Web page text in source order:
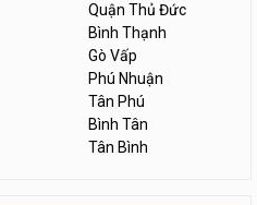
Quận Thủ Đức
Bình Thạnh
Gò Vấp
Phú Nhuận
Tân Phú
Bình Tân
Tân Bình